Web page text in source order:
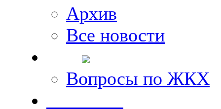
Архив
Все новости
Вопросы по ЖКХ